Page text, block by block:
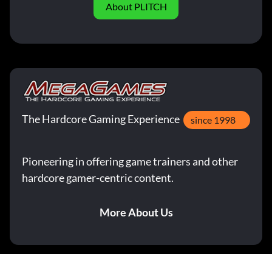
About PLITCH
The Hardcore Gaming Experience since 1998
Pioneering in offering game trainers and other
hardcore gamer-centric content.
More About Us